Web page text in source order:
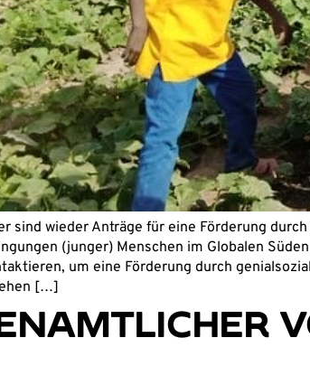
sind wieder Anträge für eine Förderung
(junger) Menschen im Globalen
um eine Förderung durch
[…]